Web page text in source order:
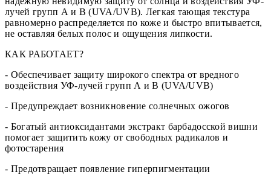
лучей групп А и В (UVA/UVB). Легкая тающая текстура
равномерно распределяется по коже и быстро впитывается,
не оставляя белых полос и ощущения липкости.
КАК РАБОТАЕТ?
- Обеспечивает защиту широкого спектра от вредного
воздействия УФ-лучей групп А и В (UVA/UVB)
- Предупреждает возникновение солнечных ожогов
- Богатый антиоксидантами экстракт барбадосской вишни
помогает защитить кожу от свободных радикалов и
фотостарения
- Предотвращает появление гиперпигментации